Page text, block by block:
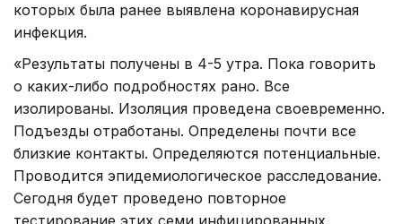
которых была ранее выявлена коронавирусная
инфекция.
«Результаты получены в 4-5 утра. Пока говорить
о каких-либо подробностях рано. Все
изолированы. Изоляция проведена своевременно.
Подъезды отработаны. Определены почти все
близкие контакты. Определяются потенциальные.
Проводится эпидемиологическое расследование.
Сегодня будет проведено повторное